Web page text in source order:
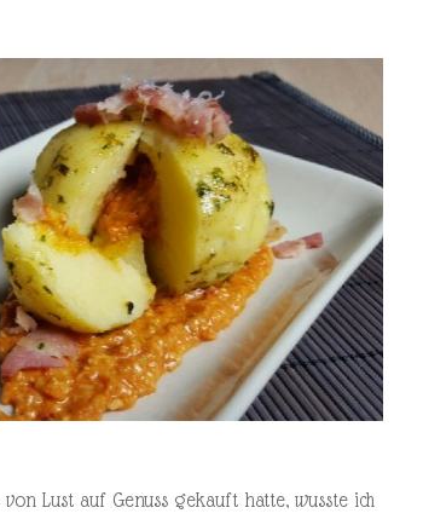
Lust auf Genuss gekauft hatte, wusste ich